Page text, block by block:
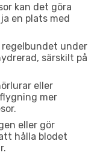
kan det göra
en plats med
under
särskilt på
eller
mer
eller gör
hålla blodet